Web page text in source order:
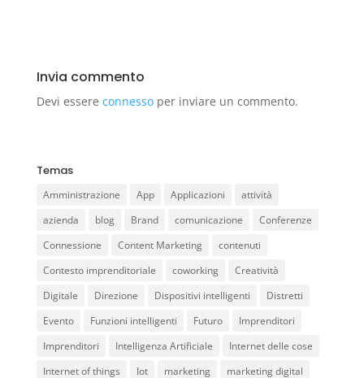
Invia commento
Devi essere connessoper inviare un commento.
Temas
Amministrazione App Applicazioni
attività
azienda
blog Brand comunicazione
Conferenze
Connessione
Content Marketing
contenuti
Contesto imprenditoriale
coworking
Creatività
Digitale
Direzione Dispositivi intelligenti
Distretti
Evento
Funzioni intelligenti Futuro
Imprenditori
Imprenditori
Intelligenza Artificiale
Internet delle cose
Internet of things
Iot marketing marketing digital